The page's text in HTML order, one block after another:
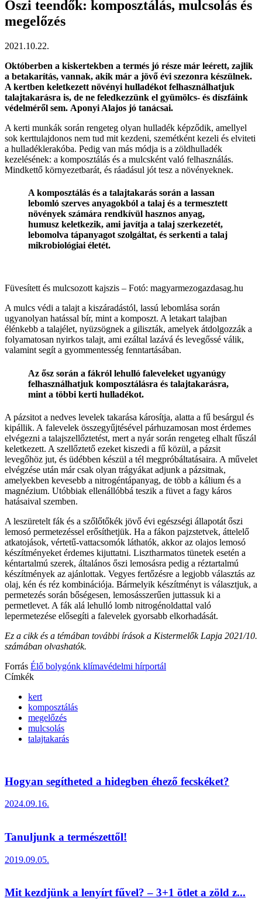
Őszi teendők: komposztálás, mulcsolás és
megelőzés
2021.10.22.
Októberben a kiskertekben a termés jó része már leérett, zajlik
a betakarítás, vannak, akik már a jövő évi szezonra készülnek.
A kertben keletkezett növényi hulladékot felhasználhatjuk
talajtakarásra is, de ne feledkezzünk el gyümölcs- és díszfáink
védelméről sem. Aponyi Alajos jó tanácsai.
A kerti munkák során rengeteg olyan hulladék képződik, amellyel
sok kerttulajdonos nem tud mit kezdeni, szemétként kezeli és elviteti
a hulladéklerakóba. Pedig van más módja is a zöldhulladék
kezelésének: a komposztálás és a mulcsként való felhasználás.
Mindkettő környezetbarát, és ráadásul jót tesz a növényeknek.
A komposztálás és a talajtakarás során a lassan
lebomló szerves anyagokból a talaj és a termesztett
növények számára rendkívül hasznos anyag,
humusz keletkezik, ami javítja a talaj szerkezetét,
lebomolva tápanyagot szolgáltat, és serkenti a talaj
mikrobiológiai életét.
Füvesített és mulcsozott kajszis – Fotó: magyarmezogazdasag.hu
A mulcs védi a talajt a kiszáradástól, lassú lebomlása során
ugyanolyan hatással bír, mint a komposzt. A letakart talajban
élénkebb a talajélet, nyüzsögnek a giliszták, amelyek átdolgozzák a
folyamatosan nyirkos talajt, ami ezáltal lazává és levegőssé válik,
valamint segít a gyommentesség fenntartásában.
Az ősz során a fákról lehulló faleveleket ugyanúgy
felhasználhatjuk komposztálásra és talajtakarásra,
mint a többi kerti hulladékot.
A pázsitot a nedves levelek takarása károsítja, alatta a fű besárgul és
kipállik. A falevelek összegyűjtésével párhuzamosan most érdemes
elvégezni a talajszellőztetést, mert a nyár során rengeteg elhalt fűszál
keletkezett. A szellőztető ezeket kiszedi a fű közül, a pázsit
levegőhöz jut, és üdébben készül a tél megpróbáltatásaira. A művelet
elvégzése után már csak olyan trágyákat adjunk a pázsitnak,
amelyekben kevesebb a nitrogéntápanyag, de több a kálium és a
magnézium. Utóbbiak ellenállóbbá teszik a füvet a fagy káros
hatásaival szemben.
A leszüretelt fák és a szőlőtőkék jövő évi egészségi állapotát őszi
lemosó permetezéssel erősíthetjük. Ha a fákon pajzstetvek, áttelelő
atkatojások, vértetű-vattacsomók láthatók, akkor az olajos lemosó
készítményeket érdemes kijuttatni. Lisztharmatos tünetek esetén a
kéntartalmú szerek, általános őszi lemosásra pedig a réztartalmú
készítmények az ajánlottak. Vegyes fertőzésre a legjobb választás az
olaj, kén és réz kombinációja. Bármelyik készítményt is választjuk, a
permetezés során bőségesen, lemosásszerűen juttassuk ki a
permetlevet. A fák alá lehulló lomb nitrogénoldattal való
lepermetezése elősegíti a falevelek gyorsabb elkorhadását.
Ez a cikk és a témában további írások a Kistermelők Lapja 2021/10.
számában olvashatók.
Forrás Élő bolygónk klímavédelmi hírportál
Címkék
kert
komposztálás
megelőzés
mulcsolás
talajtakarás
Hogyan segítheted a hidegben éhező fecskéket?
2024.09.16.
Tanuljunk a természettől!
2019.09.05.
Mit kezdjünk a lenyírt fűvel? – 3+1 ötlet a zöld z...